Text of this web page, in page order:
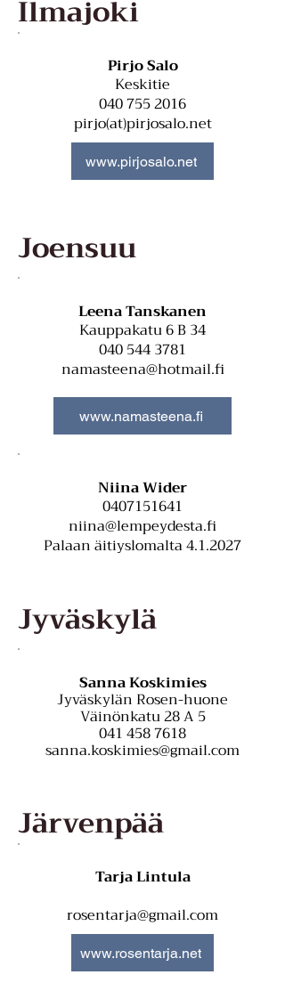
Ilmajoki
Pirjo Salo
Keskitie
040 755 2016
pirjo(at)pirjosalo.net
www.pirjosalo.net
Joensuu
Leena Tanskanen
Kauppakatu 6 B 34
040 544 3781
namasteena@hotmail.fi
www.namasteena.fi
Niina Wider
0407151641
niina@lempeydesta.fi
Palaan äitiyslomalta 4.1.2027
Jyväskylä
Sanna Koskimies
Jyväskylän Rosen-huone
Väinönkatu 28 A 5
041 458 7618
sanna.koskimies@gmail.com
Järvenpää
Tarja Lintula
rosentarja@gmail.com
www.rosentarja.net